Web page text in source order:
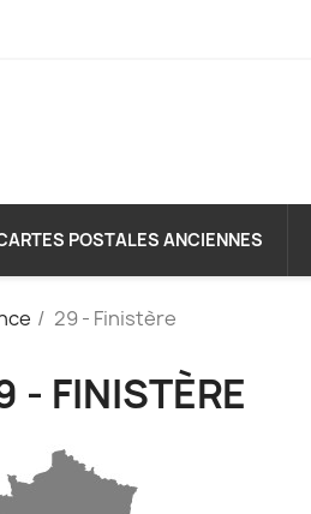
POSTALES ANCIENNES
29 - Finistère
- FINISTÈRE